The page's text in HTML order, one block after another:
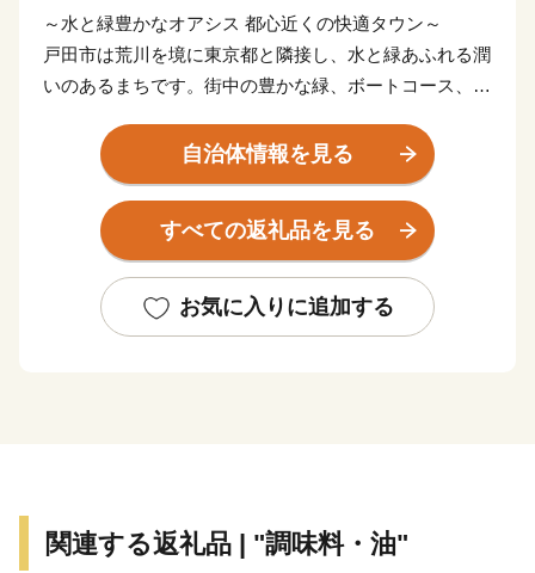
～水と緑豊かなオアシス 都心近くの快適タウン～
戸田市は荒川を境に東京都と隣接し、水と緑あふれる潤
いのあるまちです。街中の豊かな緑、ボートコース、親
アシスのような空間がここにあります。迫力ある尺玉や
スターマインが豪華に共演する「戸田橋花火大会」、豊
かな自然を満喫できる「戸田マラソンin 彩湖」など四季
のイベントも盛りだくさん。ふるさと納税で戸田市の魅
自治体情報を見る
すべての返礼品を見る
お気に入りに追加する
関連する返礼品 | "調味料・油"